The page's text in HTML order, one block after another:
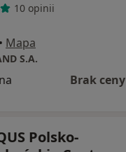
10 opinii
• Mapa
S.A.
Brak ceny
Polsko-